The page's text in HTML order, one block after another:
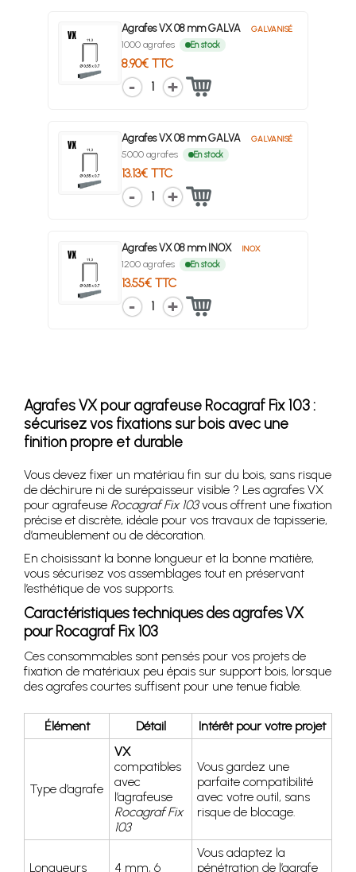
Agrafes VX 08 mm GALVA GALVANISÉ
1000 agrafes En stock
8.90€ TTC
1
Agrafes VX 08 mm GALVA GALVANISÉ
5000 agrafes En stock
13.13€ TTC
1
Agrafes VX 08 mm INOX INOX
1200 agrafes En stock
13.55€ TTC
1
Agrafes VX pour agrafeuse Rocagraf Fix 103 :
sécurisez vos fixations sur bois avec une
finition propre et durable
Vous devez fixer un matériau fin sur du bois, sans risque
de déchirure ni de surépaisseur visible ? Les agrafes VX
pour agrafeuse Rocagraf Fix 103vous offrent une fixation
précise et discrète, idéale pour vos travaux de tapisserie,
d’ameublement ou de décoration.
En choisissant la bonne longueur et la bonne matière,
vous sécurisez vos assemblages tout en préservant
l’esthétique de vos supports.
Caractéristiques techniques des agrafes VX
pour Rocagraf Fix 103
Ces consommables sont pensés pour vos projets de
fixation de matériaux peu épais sur support bois, lorsque
des agrafes courtes suffisent pour une tenue fiable.
Élément Détail Intérêt pour votre projet
Type d’agrafe
VX
compatibles
avec
l’agrafeuse
Rocagraf Fix
103
Vous gardez une
parfaite compatibilité
avec votre outil, sans
risque de blocage.
Longueurs 4 mm, 6
Vous adaptez la
pénétration de l’agrafe